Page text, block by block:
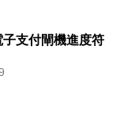
支付閘機進度符